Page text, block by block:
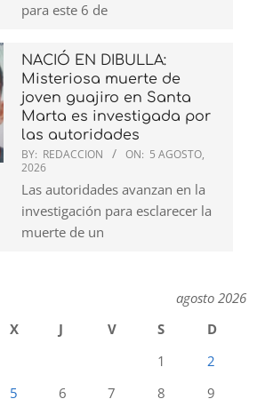
para este 6 de
NACIÓ EN DIBULLA:
Misteriosa muerte de
joven guajiro en Santa
Marta es investigada por
las autoridades
BY: REDACCION ON: 5 AGOSTO,
2026
Las autoridades avanzan en la
investigación para esclarecer la
muerte de un
agosto 2026
X J V S
D
1
2
5 6 7 8
9